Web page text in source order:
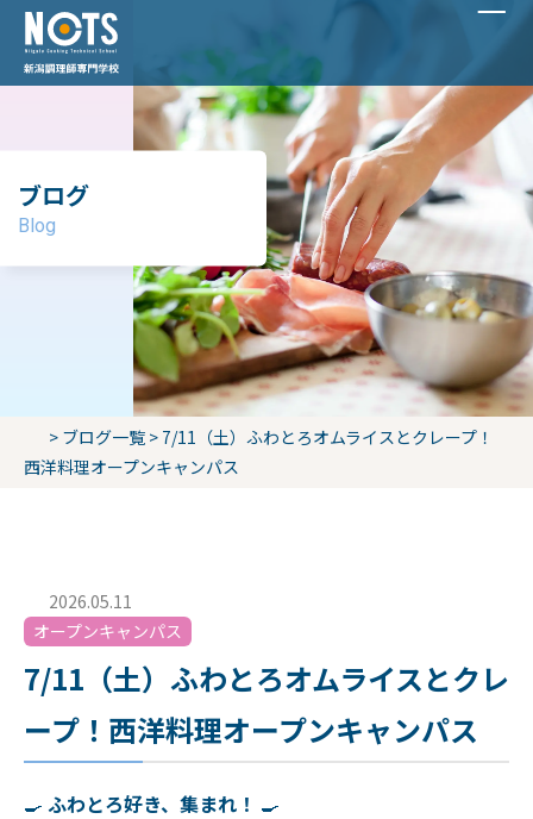
ブログ
Blog
> ブログ一覧> 7/11（土）ふわとろオムライスとクレープ！
西洋料理オープンキャンパス
2026.05.11
オープンキャンパス
7/11（土）ふわとろオムライスとクレ
ープ！西洋料理オープンキャンパス
🍳 ふわとろ好き、集まれ！ 🍳